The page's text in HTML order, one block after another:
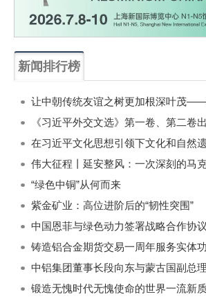
新闻排行榜
《习近平外交文选》第一卷、第二卷
“绿色中铜”从何而来
紫金矿业：高位进阶后的“韧性突围”
中国恩菲与绿色动力签署战略合作协议
铸造铝合金期货交易一周年服务实体